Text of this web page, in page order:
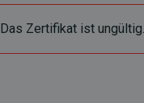
Das Zertifikat ist